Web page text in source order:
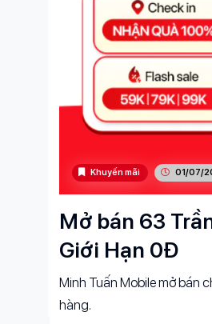
Khuyến mãi 01/07/
Mở bán 63
Giới Hạn 0Đ
Minh Tuấn Mobile mở bán
hàng.